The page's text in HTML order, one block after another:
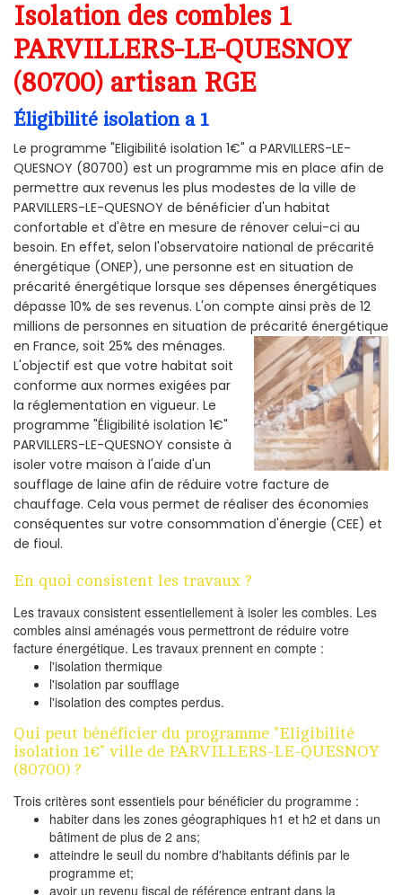
Isolation des combles 1
PARVILLERS-LE-QUESNOY
(80700) artisan RGE
Éligibilité isolation a 1
Le programme "Eligibilité isolation 1€" a PARVILLERS-LE-
QUESNOY (80700) est un programme mis en place afin de
permettre aux revenus les plus modestes de la ville de
PARVILLERS-LE-QUESNOY de bénéficier d'un habitat
confortable et d'être en mesure de rénover celui-ci au
besoin. En effet, selon l'observatoire national de précarité
énergétique (ONEP), une personne est en situation de
précarité énergétique lorsque ses dépenses énergétiques
dépasse 10% de ses revenus. L'on compte ainsi près de 12
millions de personnes en situation de précarité énergétique
en France, soit 25% des ménages.
L'objectif est que votre habitat soit
conforme aux normes exigées par
la réglementation en vigueur. Le
programme "Éligibilité isolation 1€"
PARVILLERS-LE-QUESNOY consiste à
isoler votre maison à l'aide d'un
soufflage de laine afin de réduire votre facture de
chauffage. Cela vous permet de réaliser des économies
conséquentes sur votre consommation d'énergie (CEE) et
de fioul.
En quoi consistent les travaux ?
Les travaux consistent essentiellement à isoler les combles. Les
combles ainsi aménagés vous permettront de réduire votre
facture énergétique. Les travaux prennent en compte :
l'isolation thermique
l'isolation par soufflage
l'isolation des comptes perdus.
Qui peut bénéficier du programme "Eligibilité
isolation 1€" ville de PARVILLERS-LE-QUESNOY
(80700) ?
Trois critères sont essentiels pour bénéficier du programme :
habiter dans les zones géographiques h1 et h2 et dans un
bâtiment de plus de 2 ans;
atteindre le seuil du nombre d'habitants définis par le
programme et;
avoir un revenu fiscal de référence entrant dans la